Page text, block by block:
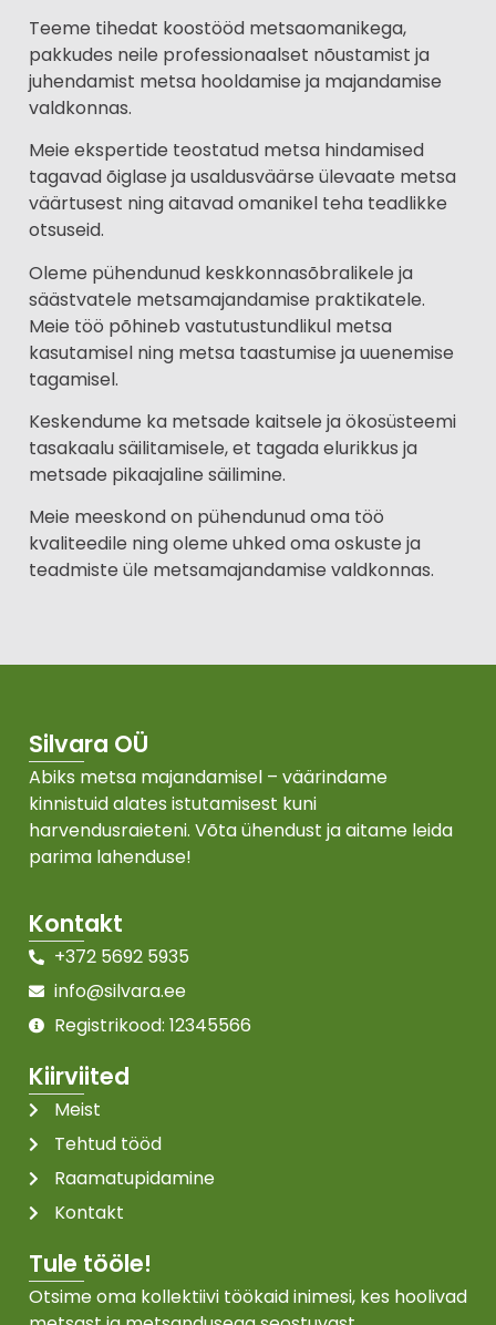
Teeme tihedat koostööd metsaomanikega,
pakkudes neile professionaalset nõustamist ja
juhendamist metsa hooldamise ja majandamise
valdkonnas.
Meie ekspertide teostatud metsa hindamised
tagavad õiglase ja usaldusväärse ülevaate metsa
väärtusest ning aitavad omanikel teha teadlikke
otsuseid.
Oleme pühendunud keskkonnasõbralikele ja
säästvatele metsamajandamise praktikatele.
Meie töö põhineb vastutustundlikul metsa
kasutamisel ning metsa taastumise ja uuenemise
tagamisel.
Keskendume ka metsade kaitsele ja ökosüsteemi
tasakaalu säilitamisele, et tagada elurikkus ja
metsade pikaajaline säilimine.
Meie meeskond on pühendunud oma töö
kvaliteedile ning oleme uhked oma oskuste ja
teadmiste üle metsamajandamise valdkonnas.
Silvara OÜ
Abiks metsa majandamisel – väärindame
kinnistuid alates istutamisest kuni
harvendusraieteni. Võta ühendust ja aitame leida
parima lahenduse!
Kontakt
+372 5692 5935
info@silvara.ee
Registrikood: 12345566
Kiirviited
Meist
Tehtud tööd
Raamatupidamine
Kontakt
Tule tööle!
Otsime oma kollektiivi töökaid inimesi, kes hoolivad